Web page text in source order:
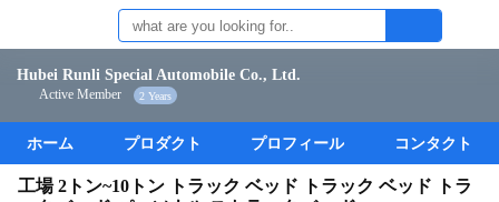
Hubei Runli Special Automobile Co., Ltd.
Active Member 2 Years
ホーム プロダクト プロフィール コンタクト
工場 2トン~10トン トラック ベッド トラック ベッド トラ